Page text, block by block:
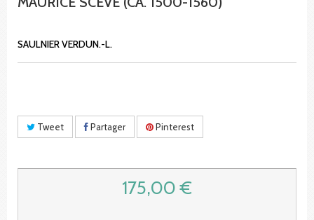
SAULNIER VERDUN.-L.
Tweet Partager Pinterest
175,00 €